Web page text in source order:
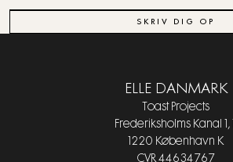
SKRIV DIG OP
ELLE DANMARK
Toast Projects
Frederiksholms Kanal 1,
1220 København K
CVR 44634767